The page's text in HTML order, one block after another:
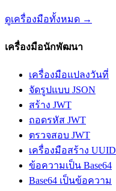
ดูเครื่องมือทั้งหมด →
เครื่องมือนักพัฒนา
เครื่องมือแปลงวันที่
จัดรูปแบบ JSON
สร้าง JWT
ถอดรหัส JWT
ตรวจสอบ JWT
เครื่องมือสร้าง UUID
ข้อความเป็น Base64
Base64 เป็นข้อความ